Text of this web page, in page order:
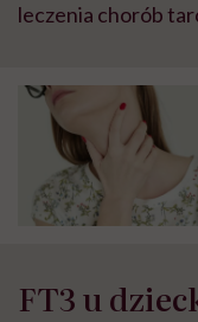
leczenia chorób
FT3 u